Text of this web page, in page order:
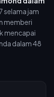
selama jam
memberi
mencapai
dalam 48